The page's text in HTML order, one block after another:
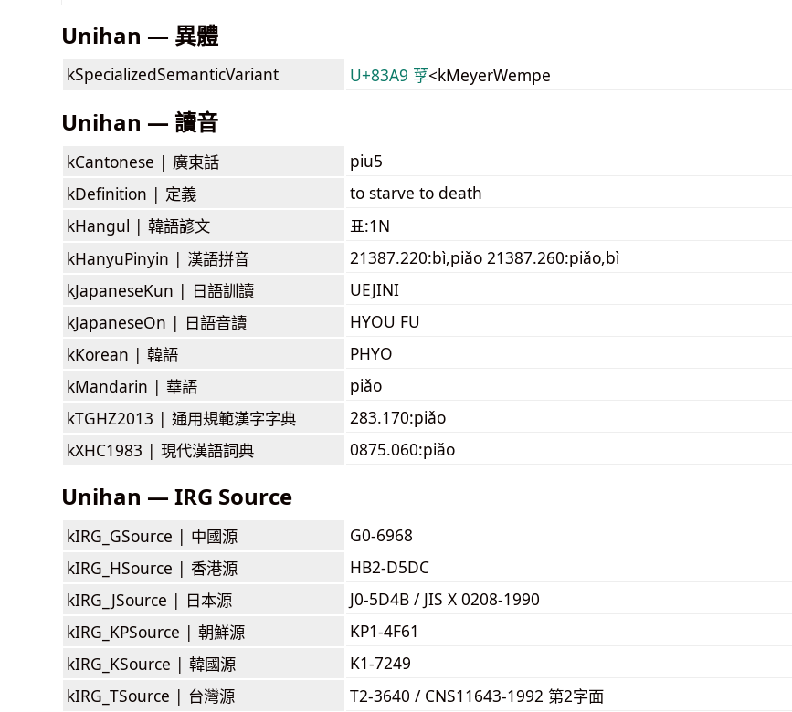
Unihan — 異體
kSpecializedSemanticVariant U+83A9 莩<kMeyerWempe
Unihan — 讀音
kCantonese | 廣東話
piu5
kDefinition | 定義
to starve to death
kHangul | 韓語諺文
표:1N
kHanyuPinyin | 漢語拼音
21387.220:bì,piǎo 21387.260:piǎo,bì
kJapaneseKun | 日語訓讀
UEJINI
kJapaneseOn | 日語音讀
HYOU FU
kKorean | 韓語
PHYO
kMandarin | 華語
piǎo
kTGHZ2013 | 通用規範漢字字典
283.170:piǎo
kXHC1983 | 現代漢語詞典 0875.060:piǎo
Unihan — IRG Source
kIRG_GSource | 中國源
G0-6968
kIRG_HSource | 香港源
HB2-D5DC
kIRG_JSource | 日本源
J0-5D4B / JIS X 0208-1990
kIRG_KPSource | 朝鮮源
KP1-4F61
kIRG_KSource | 韓國源
K1-7249
kIRG_TSource | 台灣源
T2-3640 / CNS11643-1992 第2字面